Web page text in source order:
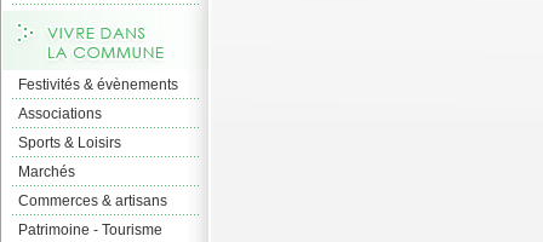
Festivités & évènements
Associations
Sports & Loisirs
Marchés
Commerces & artisans
Patrimoine - Tourisme